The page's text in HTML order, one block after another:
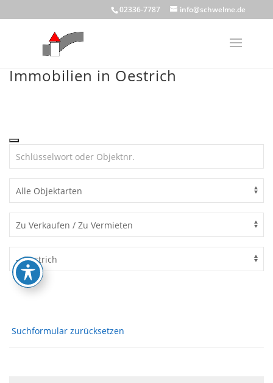
to
02336-7787 info@schwelme.de
Immobilien in Oestrich
Suchformular zurücksetzen